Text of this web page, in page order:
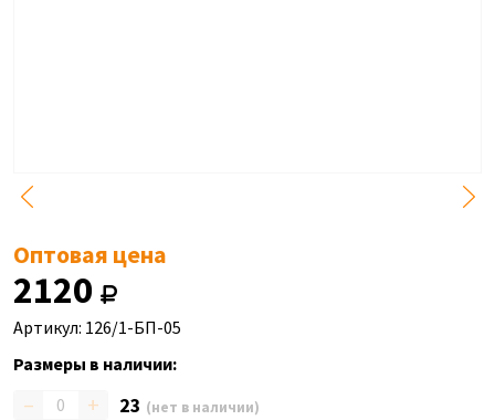
Оптовая цена
2120
Артикул: 126/1-БП-05
Размеры в наличии:
– + 23 (нет в наличии)